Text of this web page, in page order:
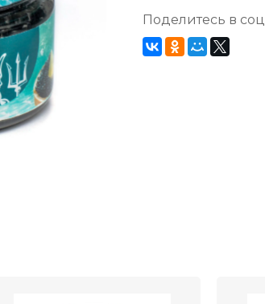
Поделитесь в